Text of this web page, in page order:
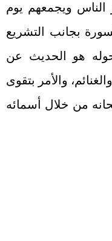
ويجمعهم يوم
بجانب التشريع
هو الحديث عن
والأمر بتقوى
من خلال أسمائه